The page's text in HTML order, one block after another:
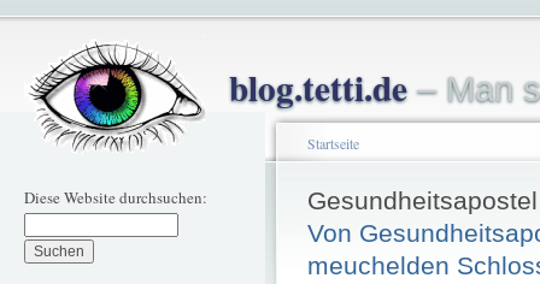
blog.tetti.de– Man
Diese Website durchsuchen:
Startseite
Gesundheitsapostel
Von
meuchelden